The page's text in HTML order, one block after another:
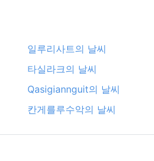
일루리사트의 날씨
타실라크의 날씨
Qasigiannguit의 날씨
칸게를루수악의 날씨